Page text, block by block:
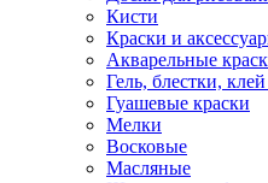
Кисти
Краски и
Акварельные
Гель, блестки,
Гуашевые краски
Мелки
Восковые
Масляные